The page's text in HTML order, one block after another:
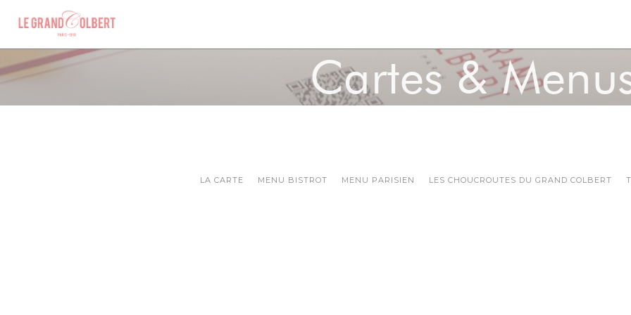
Personnalisation de vos choix en matière de cookies
Cartes &
LA CARTE MENU BISTROT MENU PARISIEN LES CHOUCROUTES DU GRAND COLBERT